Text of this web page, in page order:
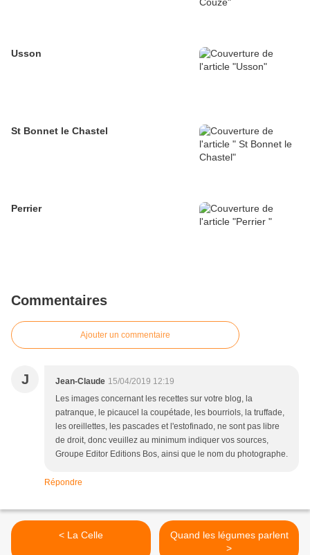
Usson
St Bonnet le Chastel
Perrier
Commentaires
Ajouter un commentaire
J Jean-Claude 15/04/2019 12:19
Les images concernant les recettes sur votre blog, la
patranque, le picaucel la coupétade, les bourriols, la truffade,
les oreillettes, les pascades et l'estofinado, ne sont pas libre
de droit, donc veuillez au minimum indiquer vos sources,
Groupe Editor Editions Bos, ainsi que le nom du photographe.
Répondre
< La Celle
Quand les légumes parlent
>